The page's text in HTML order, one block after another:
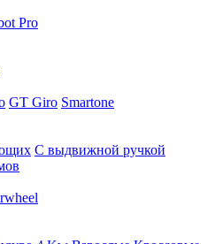
Pro
GT Giro Smartone
С выдвижной ручкой